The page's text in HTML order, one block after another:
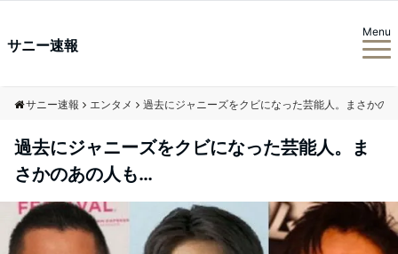
サニー速報
Menu
サニー速報 エンタメ 過去にジャニーズをクビになった芸能人。まさかの
過去にジャニーズをクビになった芸能人。ま
さかのあの人も…